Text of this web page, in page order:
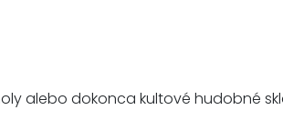
alebo dokonca kultové hudobné